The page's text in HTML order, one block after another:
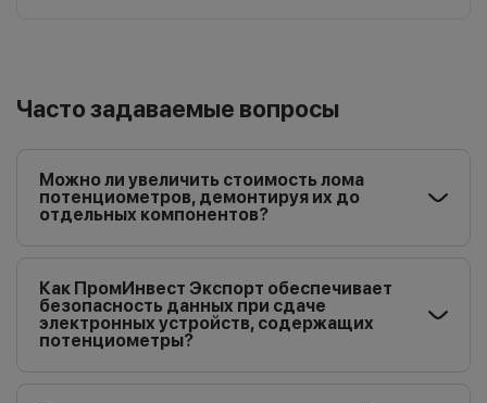
Часто задаваемые вопросы
Можно ли увеличить стоимость лома
потенциометров, демонтируя их до
отдельных компонентов?
Как ПромИнвест Экспорт обеспечивает
безопасность данных при сдаче
электронных устройств, содержащих
потенциометры?